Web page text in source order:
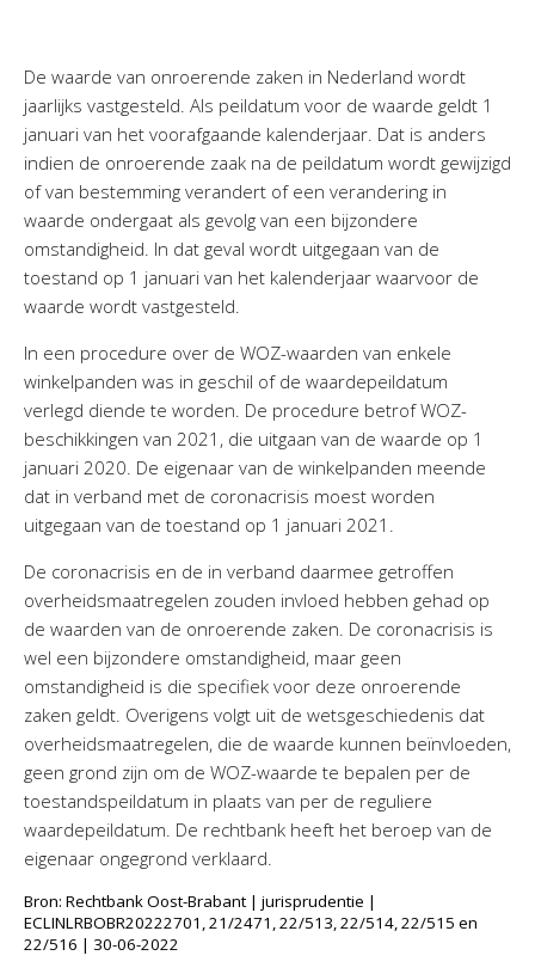
Belastingadvies Purmerend
Online boekhouden
Nieuws&informatie
Nieuwsbrief
Nieuwsoverzicht
Handige links
Downloads
Contact
AvantiOnline
BaseCone – Facturen
Visionplanner – Rapportage
Klantenportaal – Online dossiers
Online Salaris – Salarissen
Nextens-Accorderen aangiften
De waarde van onroerende zaken in Nederland wordt
jaarlijks vastgesteld. Als peildatum voor de waarde geldt 1
januari van het voorafgaande kalenderjaar. Dat is anders
indien de onroerende zaak na de peildatum wordt gewijzigd
of van bestemming verandert of een verandering in
waarde ondergaat als gevolg van een bijzondere
omstandigheid. In dat geval wordt uitgegaan van de
toestand op 1 januari van het kalenderjaar waarvoor de
waarde wordt vastgesteld.
In een procedure over de WOZ-waarden van enkele
winkelpanden was in geschil of de waardepeildatum
verlegd diende te worden. De procedure betrof WOZ-
beschikkingen van 2021, die uitgaan van de waarde op 1
januari 2020. De eigenaar van de winkelpanden meende
dat in verband met de coronacrisis moest worden
uitgegaan van de toestand op 1 januari 2021.
De coronacrisis en de in verband daarmee getroffen
overheidsmaatregelen zouden invloed hebben gehad op
de waarden van de onroerende zaken. De coronacrisis is
wel een bijzondere omstandigheid, maar geen
omstandigheid is die specifiek voor deze onroerende
zaken geldt. Overigens volgt uit de wetsgeschiedenis dat
overheidsmaatregelen, die de waarde kunnen beïnvloeden,
geen grond zijn om de WOZ-waarde te bepalen per de
toestandspeildatum in plaats van per de reguliere
waardepeildatum. De rechtbank heeft het beroep van de
eigenaar ongegrond verklaard.
Bron: Rechtbank Oost-Brabant | jurisprudentie |
ECLINLRBOBR20222701, 21/2471, 22/513, 22/514, 22/515 en
22/516 | 30-06-2022